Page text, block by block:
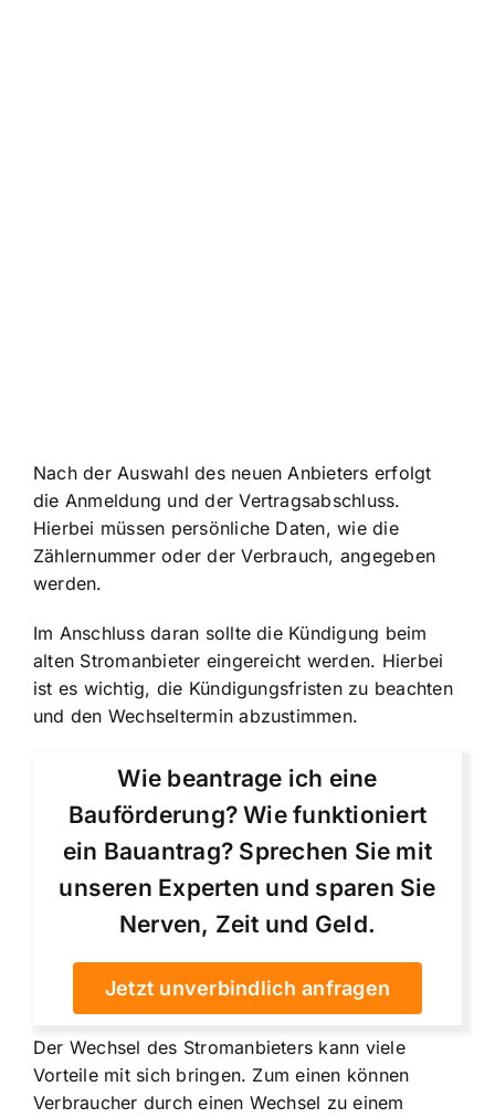
Nach der Auswahl des neuen Anbieters erfolgt
die Anmeldung und der Vertragsabschluss.
Hierbei müssen persönliche Daten, wie die
Zählernummer oder der Verbrauch, angegeben
werden.
Im Anschluss daran sollte die Kündigung beim
alten Stromanbieter eingereicht werden. Hierbei
ist es wichtig, die Kündigungsfristen zu beachten
und den Wechseltermin abzustimmen.
Wie beantrage ich eine
Bauförderung? Wie funktioniert
ein Bauantrag? Sprechen Sie mit
unseren Experten und sparen Sie
Nerven, Zeit und Geld.
Jetzt unverbindlich anfragen
Der Wechsel des Stromanbieters kann viele
Vorteile mit sich bringen. Zum einen können
Verbraucher durch einen Wechsel zu einem